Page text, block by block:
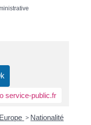
> Nationalité